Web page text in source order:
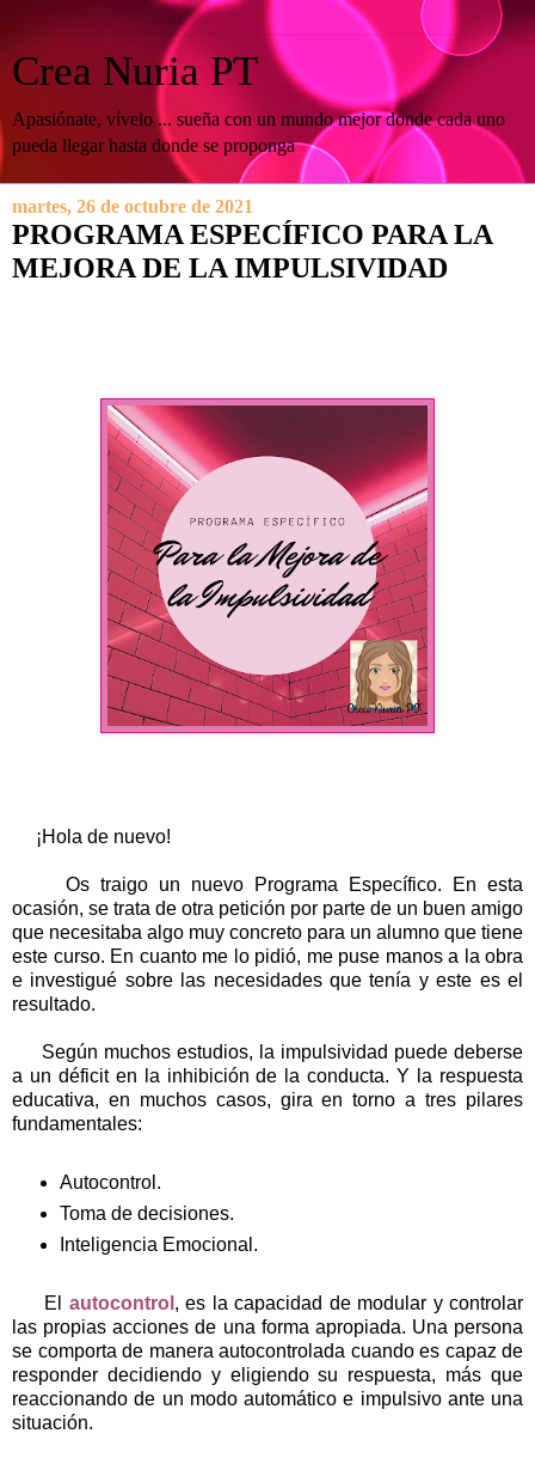
Crea Nuria PT
Apasiónate, vívelo ... sueña con un mundo mejor donde cada uno
pueda llegar hasta donde se proponga
martes, 26 de octubre de 2021
PROGRAMA ESPECÍFICO PARA LA
MEJORA DE LA IMPULSIVIDAD
¡Hola de nuevo!
Os traigo un nuevo Programa Específico. En esta
ocasión, se trata de otra petición por parte de un buen amigo
que necesitaba algo muy concreto para un alumno que tiene
este curso. En cuanto me lo pidió, me puse manos a la obra
e investigué sobre las necesidades que tenía y este es el
resultado.
Según muchos estudios, la impulsividad puede deberse
a un déficit en la inhibición de la conducta. Y la respuesta
educativa, en muchos casos, gira en torno a tres pilares
fundamentales:
Autocontrol.
Toma de decisiones.
Inteligencia Emocional.
El autocontrol , es la capacidad de modular y controlar
las propias acciones de una forma apropiada. Una persona
se comporta de manera autocontrolada cuando es capaz de
responder decidiendo y eligiendo su respuesta, más que
reaccionando de un modo automático e impulsivo ante una
situación.